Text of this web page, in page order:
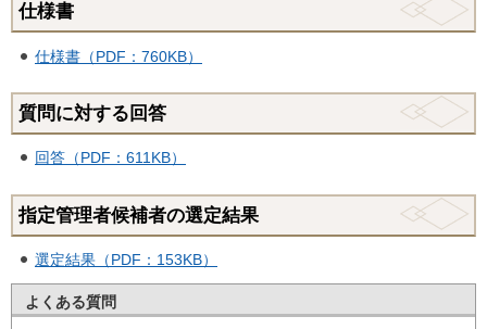
仕様書
仕様書（PDF：760KB）
質問に対する回答
回答（PDF：611KB）
指定管理者候補者の選定結果
選定結果（PDF：153KB）
よくある質問